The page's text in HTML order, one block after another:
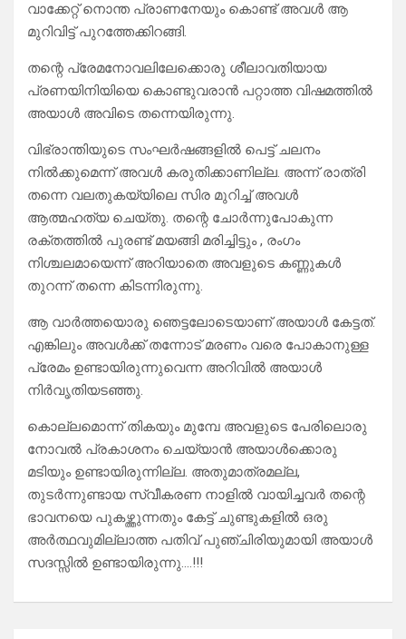
വാക്കേറ്റ് നൊന്ത പ്രാണനേയും കൊണ്ട് അവൾ ആ
മുറിവിട്ട് പുറത്തേക്കിറങ്ങി.
തന്റെ പ്രേമനോവലിലേക്കൊരു ശീലാവതിയായ
പ്രണയിനിയിയെ കൊണ്ടുവരാൻ പറ്റാത്ത വിഷമത്തിൽ
അയാൾ അവിടെ തന്നെയിരുന്നു.
വിഭ്രാന്തിയുടെ സംഘർഷങ്ങളിൽ പെട്ട് ചലനം
നിൽക്കുമെന്ന് അവൾ കരുതിക്കാണില്ല. അന്ന് രാത്രി
തന്നെ വലതുകയ്യിലെ സിര മുറിച്ച് അവൾ
ആത്മഹത്യ ചെയ്തു. തന്റെ ചോർന്നുപോകുന്ന
രക്തത്തിൽ പുരണ്ട് മയങ്ങി മരിച്ചിട്ടും , രംഗം
നിശ്ചലമായെന്ന് അറിയാതെ അവളുടെ കണ്ണുകൾ
തുറന്ന് തന്നെ കിടന്നിരുന്നു.
ആ വാർത്തയൊരു ഞെട്ടലോടെയാണ് അയാൾ കേട്ടത്.
എങ്കിലും അവൾക്ക് തന്നോട് മരണം വരെ പോകാനുള്ള
പ്രേമം ഉണ്ടായിരുന്നുവെന്ന അറിവിൽ അയാൾ
നിർവൃതിയടഞ്ഞു.
കൊല്ലമൊന്ന് തികയും മുമ്പേ അവളുടെ പേരിലൊരു
നോവൽ പ്രകാശനം ചെയ്യാൻ അയാൾക്കൊരു
മടിയും ഉണ്ടായിരുന്നില്ല. അതുമാത്രമല്ല,
തുടർന്നുണ്ടായ സ്വീകരണ നാളിൽ വായിച്ചവർ തന്റെ
ഭാവനയെ പുകഴ്ത്തുന്നതും കേട്ട് ചുണ്ടുകളിൽ ഒരു
അർത്ഥവുമില്ലാത്ത പതിവ് പുഞ്ചിരിയുമായി അയാൾ
സദസ്സിൽ ഉണ്ടായിരുന്നു….!!!